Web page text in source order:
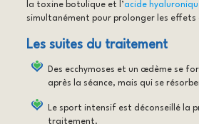
la toxine botulique et l’acide
simultanément pour prolonger les effets
Les suites du traitement
Des ecchymoses et un œdème se
après la séance, mais qui se
Le sport intensif est déconseillé la
traitement.